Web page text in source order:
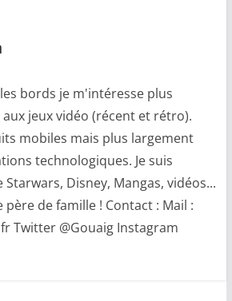
bords je m'intéresse plus
jeux vidéo (récent et rétro).
mobiles mais plus largement
technologiques. Je suis
Disney, Mangas, vidéos...
père de famille ! Contact : Mail :
Twitter @Gouaig Instagram